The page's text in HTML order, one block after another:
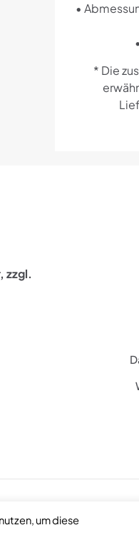
•
* Die
zzgl.
um diese